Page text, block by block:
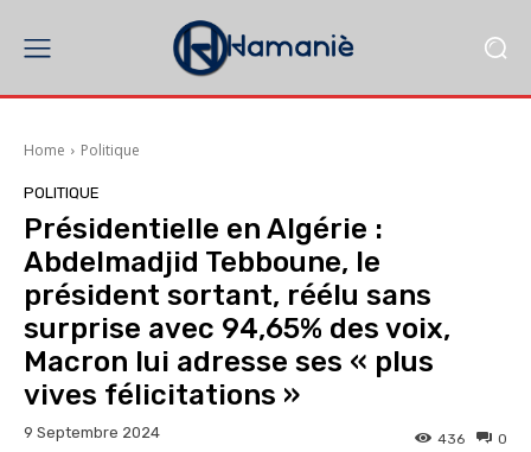
Home Politique
POLITIQUE
Présidentielle en Algérie :
Abdelmadjid Tebboune, le
président sortant, réélu sans
surprise avec 94,65% des voix,
Macron lui adresse ses « plus
vives félicitations »
9 Septembre 2024 0
436